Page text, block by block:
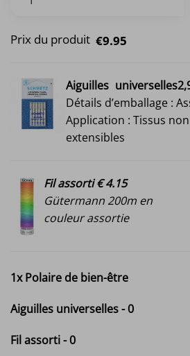
Prix du produit €9.95
Aiguilles
Détails d’emballage :
Application : Tissus non
extensibles
Fil assorti € 4.15
Gütermann 200m en
couleur assortie
1xPolaire de bien-être
Aiguilles universelles-0
Fil assorti-0